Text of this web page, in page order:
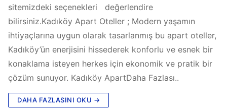
sitemizdeki seçenekleri değerlendire
bilirsiniz.Kadıköy Apart Oteller ; Modern yaşamın
ihtiyaçlarına uygun olarak tasarlanmış bu apart oteller,
Kadıköy’ün enerjisini hissederek konforlu ve esnek bir
konaklama isteyen herkes için ekonomik ve pratik bir
çözüm sunuyor. Kadıköy ApartDaha Fazlası..
DAHA FAZLASINI OKU →